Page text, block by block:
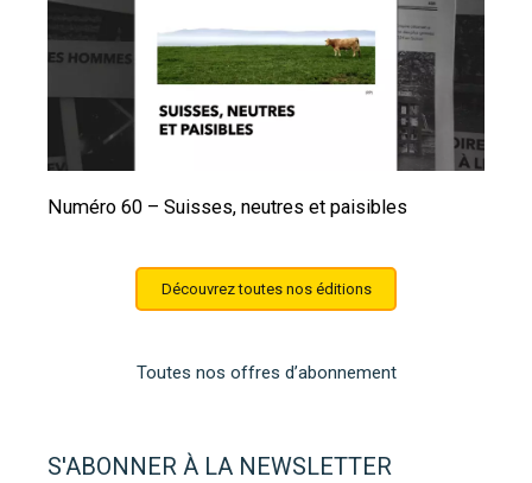
Numéro 60 – Suisses, neutres et paisibles
Découvrez toutes nos éditions
Toutes nos offres d’abonnement
S'ABONNER À LA NEWSLETTER